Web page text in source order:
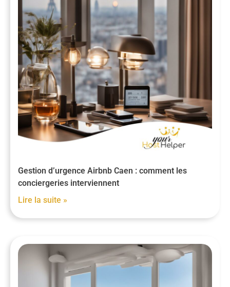
Gestion d’urgence Airbnb Caen : comment les
conciergeries interviennent
Lire la suite »